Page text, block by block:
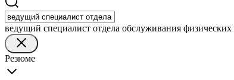
ведущий специалист отдела обслуживания физических
Резюме